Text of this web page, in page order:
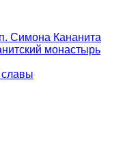
Симона Кананита
монастырь